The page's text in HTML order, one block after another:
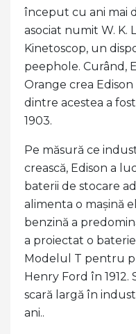
început cu ani mai
asociat numit W. K.
Kinetoscop, un
peephole. Curând,
Orange crea
dintre acestea a fost
1903.
Pe măsură ce
crească, Edison a
baterii de stocare
alimenta o mașină
benzină a
a proiectat o
Modelul T pentru
Henry Ford în
scară largă în
ani..